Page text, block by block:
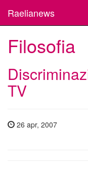
Raelianews
Filosofia
TV
26 apr, 2007